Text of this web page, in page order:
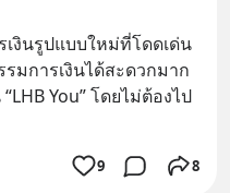
งินรูปแบบใหม่ที่โดดเด่น
มการเงินได้สะดวกมาก
You” โดยไม่ต้องไป
9 8